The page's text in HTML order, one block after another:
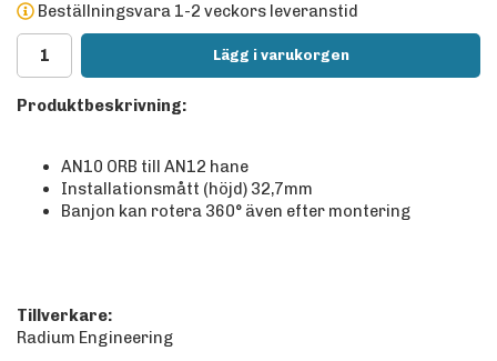
Beställningsvara 1-2 veckors leveranstid
Lägg i varukorgen
Produktbeskrivning:
AN10 ORB till AN12 hane
Installationsmått (höjd) 32,7mm
Banjon kan rotera 360° även efter montering
Tillverkare:
Radium Engineering